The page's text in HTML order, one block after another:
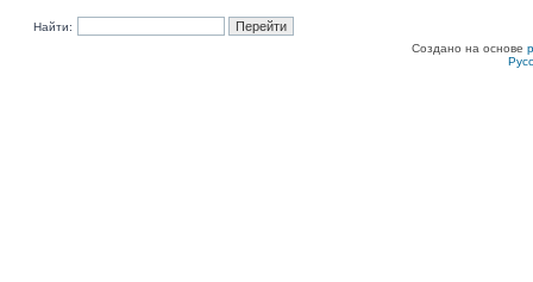
Найти:
Создано на основе